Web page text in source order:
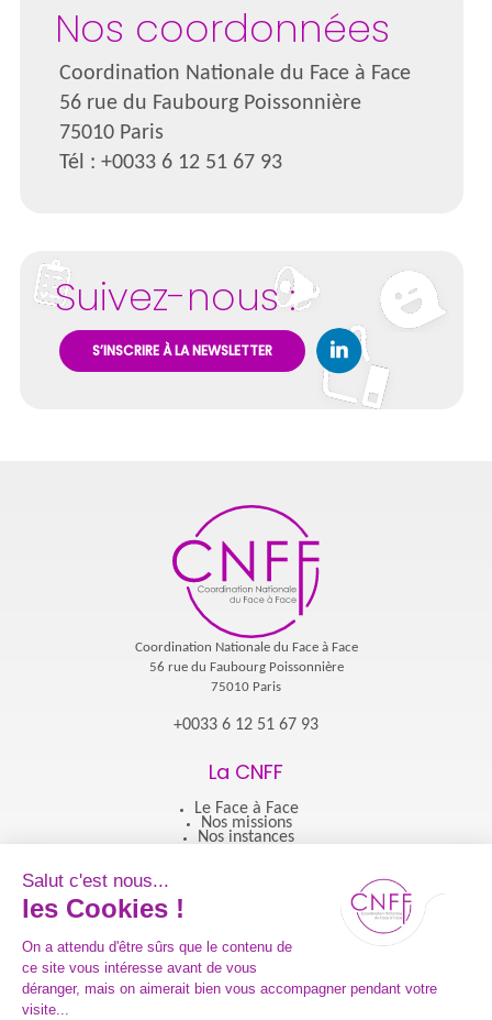
Nos coordonnées
Coordination Nationale du Face à Face
56 rue du Faubourg Poissonnière
75010 Paris
Tél : +0033 6 12 51 67 93
Suivez-nous :
S’INSCRIRE À LA NEWSLETTER
Coordination Nationale du Face à Face
56 rue du Faubourg Poissonnière
75010 Paris
+0033 6 12 51 67 93
La CNFF
Le Face à Face
Nos missions
Nos instances
Nos engagements avec l'État
Nos engagements pour le secteur
Nos engagements auprès des villes et des citoyens
Nos membres
Découvrir nos membres